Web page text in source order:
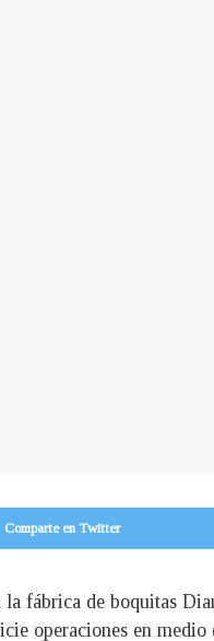
Comparte en Twitter
fábrica de boquitas
operaciones en medio